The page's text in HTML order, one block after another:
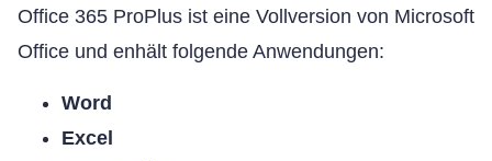
Office 365 ProPlus ist eine Vollversion von Microsoft
Office und enhält folgende Anwendungen:
Word
Excel